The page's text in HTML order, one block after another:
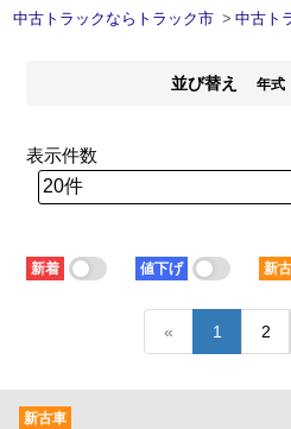
お問い合わ
トラック
中古トラックならトラック市 中古ト
並び替え 年式
新着順
走行距離
少ない順
多い順
価
少ない順
多い順
表示件数
新着 値下げ 新
« 1 2
新古車